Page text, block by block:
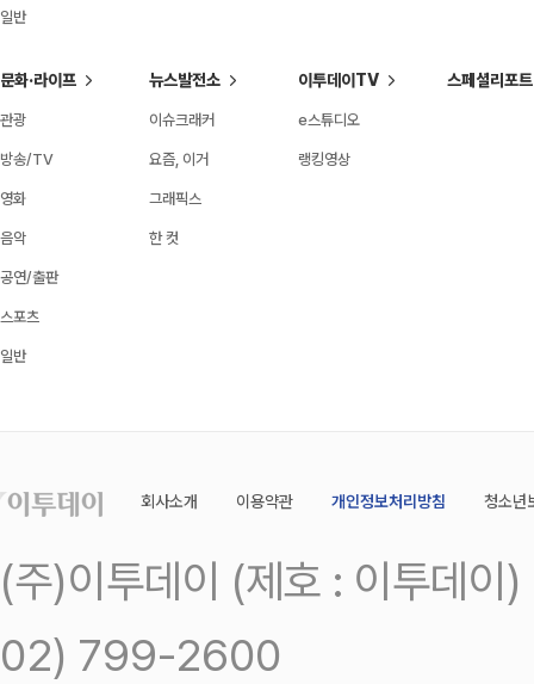
일반
문화·라이프
관광
방송/TV
영화
음악
공연/출판
스포츠
일반
뉴스발전소
이슈크래커
요즘, 이거
그래픽스
한 컷
이투데이TV
e스튜디오
랭킹영상
스페셜리포트
회사소개 이용약관 개인정보처리방침 청소년
(주)이투데이 (제호 : 이투데
02) 799-2600